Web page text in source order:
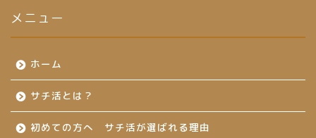
メニュー
ホーム
サチ活とは？
初めての方へ サチ活が選ばれる理由